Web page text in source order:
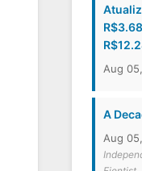
Aug
A
Aug